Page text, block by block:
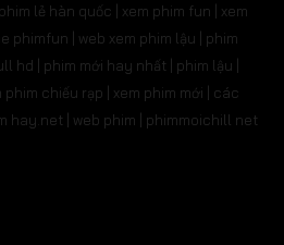
lẻ hàn quốc | xem phim fun | xem
phimfun | web xem phim lậu | phim
hd | phim mới hay nhất | phim lậu |
chiếu rạp | xem phim mới | các
hay.net | web phim | phimmoichill net